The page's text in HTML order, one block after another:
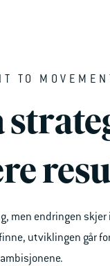
TO
men endringen
utviklingen går